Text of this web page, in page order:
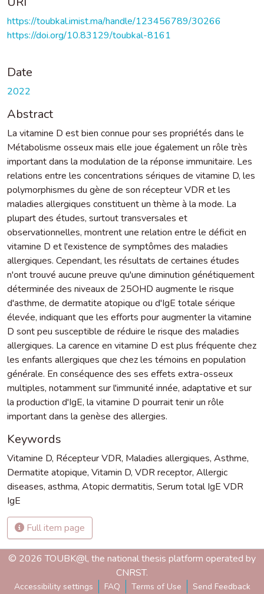
https://toubkal.imist.ma/handle/123456789/30266
https://doi.org/10.83129/toubkal-8161
Date
2022
Abstract
La vitamine D est bien connue pour ses propriétés dans le
Métabolisme osseux mais elle joue également un rôle très
important dans la modulation de la réponse immunitaire. Les
relations entre les concentrations sériques de vitamine D, les
polymorphismes du gène de son récepteur VDR et les
maladies allergiques constituent un thème à la mode. La
plupart des études, surtout transversales et
observationnelles, montrent une relation entre le déficit en
vitamine D et l'existence de symptômes des maladies
allergiques. Cependant, les résultats de certaines études
n'ont trouvé aucune preuve qu'une diminution génétiquement
déterminée des niveaux de 25OHD augmente le risque
d'asthme, de dermatite atopique ou d'IgE totale sérique
élevée, indiquant que les efforts pour augmenter la vitamine
D sont peu susceptible de réduire le risque des maladies
allergiques. La carence en vitamine D est plus fréquente chez
les enfants allergiques que chez les témoins en population
générale. En conséquence des ses effets extra-osseux
multiples, notamment sur l'immunité innée, adaptative et sur
la production d'IgE, la vitamine D pourrait tenir un rôle
important dans la genèse des allergies.
Keywords
Vitamine D, Récepteur VDR, Maladies allergiques, Asthme,
Dermatite atopique, Vitamin D, VDR receptor, Allergic
diseases, asthma, Atopic dermatitis, Serum total IgE VDR
IgE
Full item page
© 2026 TOUBK@l, the national thesis platform operated by
CNRST.
Accessibility settings FAQ Terms of Use Send Feedback